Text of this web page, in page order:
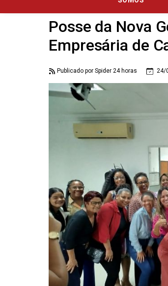
Posse da Nova
Empresária de
Publicado por Spider 24 horas 24/